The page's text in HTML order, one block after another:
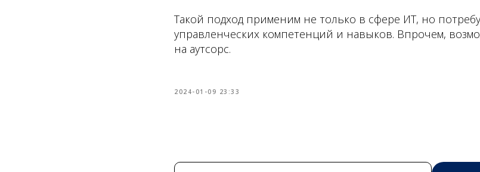
Такой подход применим не только в сфере ИТ, но
управленческих компетенций и навыков. Впрочем,
на аутсорс.
2024-01-09 23:33